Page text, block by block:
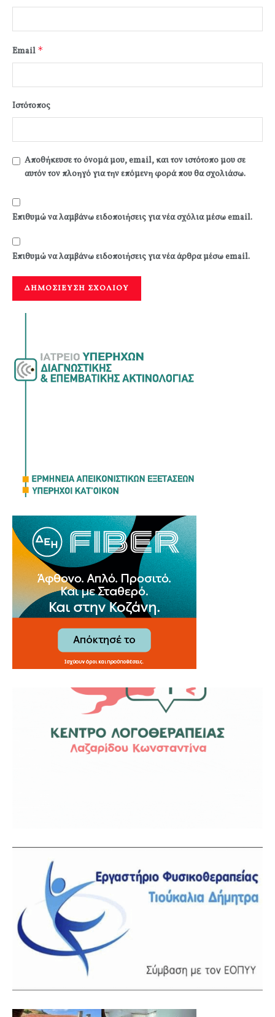
Email *
Ιστότοπος
Αποθήκευσε το όνομά μου, email, και τον ιστότοπο μου σε
αυτόν τον πλοηγό για την επόμενη φορά που θα σχολιάσω.
Επιθυμώ να λαμβάνω ειδοποιήσεις για νέα σχόλια μέσω email.
Επιθυμώ να λαμβάνω ειδοποιήσεις για νέα άρθρα μέσω email.